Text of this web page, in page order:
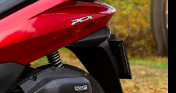
Jön még kép!